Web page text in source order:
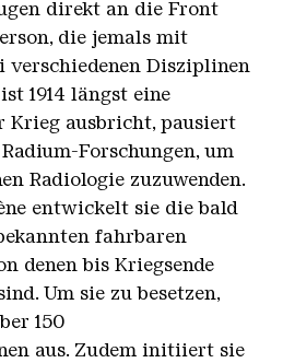
direkt an die Front
die jemals mit
verschiedenen Disziplinen
1914 längst eine
Krieg ausbricht, pausiert
Forschungen, um
Radiologie zuzuwenden.
entwickelt sie die bald
fahrbaren
denen bis Kriegsende
Um sie zu besetzen,
150
aus. Zudem initiiert sie